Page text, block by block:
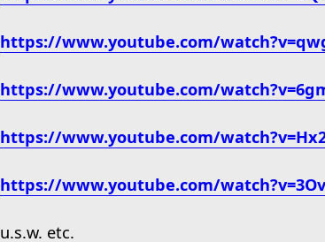
https://www.youtube.com/
https://www.youtube.com/
https://www.youtube.com/
https://www.youtube.com/
u.s.w. etc.